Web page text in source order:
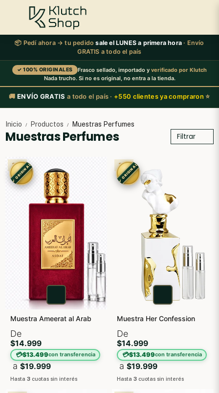
📦 Pedí ahora → tu pedidosale el LUNES a primera hora · Envío
GRATIS a todo el país
✓ 100% ORIGINALES Frasco sellado, importado y verificado por Klutch
Nada trucho. Si no es original, no entra a la tienda.
🚚ENVÍO GRATIS a todo el país · +550 clientes ya compraron ⭐
Inicio / Productos / Muestras Perfumes
Muestras Perfumes Filtrar
3X2
✓ ORIGINAL
Muestra Ameerat al Arab
De
$14.999
💳$13.499con transferencia
a $19.999
Hasta3 cuotas sin interés
3X2
✓ ORIGINAL
Muestra Her Confession
De
$14.999
💳$13.499con transferencia
a $19.999
Hasta 3 cuotas sin interés